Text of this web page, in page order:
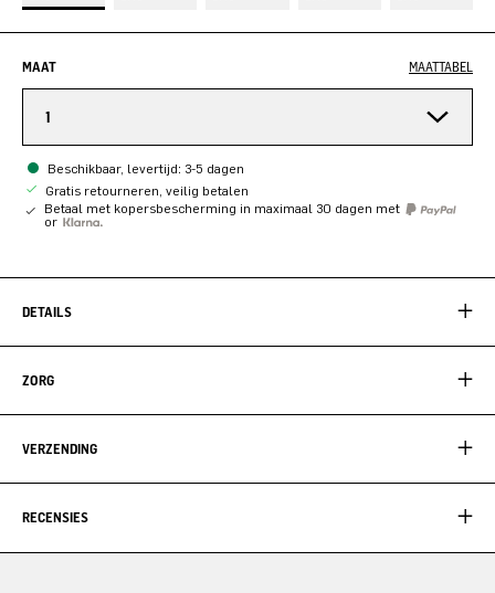
MAAT MAATTABEL
1
Beschikbaar, levertijd: 3-5 dagen
Gratis retourneren, veilig betalen
Betaal met kopersbescherming in maximaal 30 dagen met
or
DETAILS
ZORG
VERZENDING
RECENSIES